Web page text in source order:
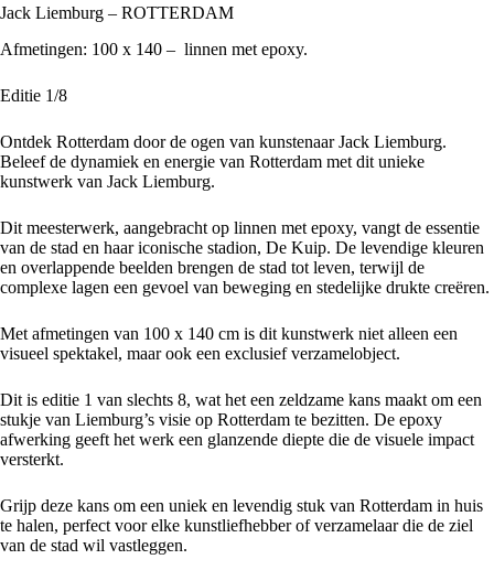
Jack Liemburg – ROTTERDAM
Afmetingen: 100 x 140 – linnen met epoxy.
Editie 1/8
Ontdek Rotterdam door de ogen van kunstenaar Jack Liemburg.
Beleef de dynamiek en energie van Rotterdam met dit unieke
kunstwerk van Jack Liemburg.
Dit meesterwerk, aangebracht op linnen met epoxy, vangt de essentie
van de stad en haar iconische stadion, De Kuip. De levendige kleuren
en overlappende beelden brengen de stad tot leven, terwijl de
complexe lagen een gevoel van beweging en stedelijke drukte creëren.
Met afmetingen van 100 x 140 cm is dit kunstwerk niet alleen een
visueel spektakel, maar ook een exclusief verzamelobject.
Dit is editie 1 van slechts 8, wat het een zeldzame kans maakt om een
stukje van Liemburg’s visie op Rotterdam te bezitten. De epoxy
afwerking geeft het werk een glanzende diepte die de visuele impact
versterkt.
Grijp deze kans om een uniek en levendig stuk van Rotterdam in huis
te halen, perfect voor elke kunstliefhebber of verzamelaar die de ziel
van de stad wil vastleggen.